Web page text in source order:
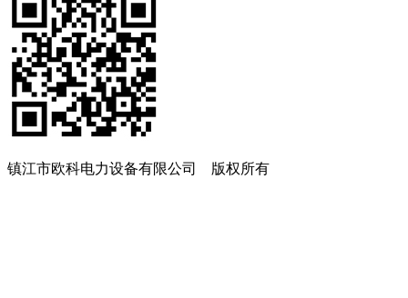
镇江市欧科电力设备有限公司 版权所有